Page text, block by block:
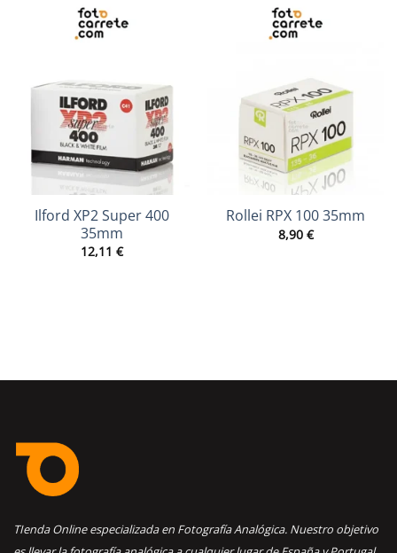
Ilford XP2 Super 400
35mm
12,11 €
Rollei RPX 100 35mm
8,90 €
TIenda Online especializada en Fotografía Analógica. Nuestro objetivo